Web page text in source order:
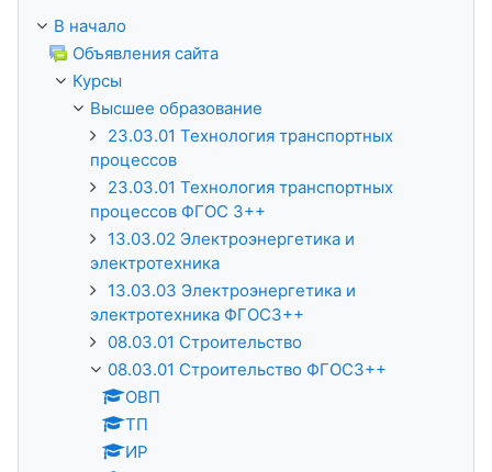
В начало
Объявления сайта
Курсы
Высшее образование
23.03.01 Технология транспортных
процессов
23.03.01 Технология транспортных
процессов ФГОС 3++
13.03.02 Электроэнергетика и
электротехника
13.03.03 Электроэнергетика и
электротехника ФГОС3++
08.03.01 Строительство
08.03.01 Строительство ФГОС3++
ОВП
ТП
ИР